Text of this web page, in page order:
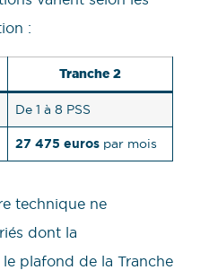
:
Tranche 2
De 1 à 8 PSS
27 475 euros par mois
technique ne
dont la
plafond de la Tranche